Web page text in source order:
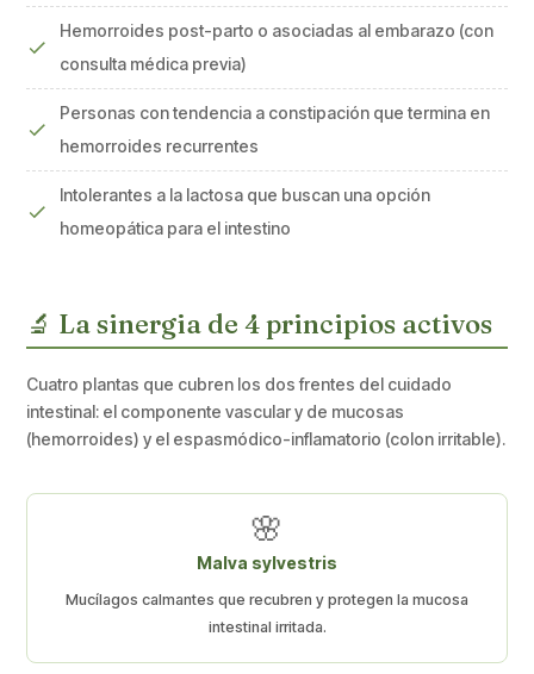
Hemorroides post-parto o asociadas al embarazo (con
consulta médica previa)
Personas con tendencia a constipación que termina en
hemorroides recurrentes
Intolerantes a la lactosa que buscan una opción
homeopática para el intestino
🔬 La sinergia de 4 principios activos
Cuatro plantas que cubren los dos frentes del cuidado
intestinal: el componente vascular y de mucosas
(hemorroides) y el espasmódico-inflamatorio (colon irritable).
🌸
Malva sylvestris
Mucílagos calmantes que recubren y protegen la mucosa
intestinal irritada.